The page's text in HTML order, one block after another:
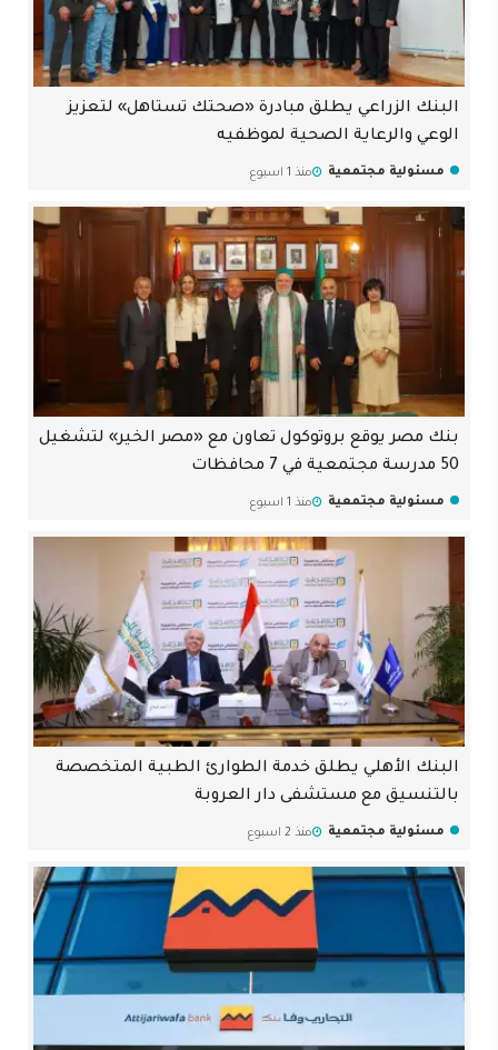
البنك الزراعي يطلق مبادرة «صحتك تستاهل» لتعزيز
الوعي والرعاية الصحية لموظفيه
مسئولية مجتمعية منذ 1 اسبوع
بنك مصر يوقع بروتوكول تعاون مع «مصر الخير» لتشغيل
50 مدرسة مجتمعية في 7 محافظات
مسئولية مجتمعية منذ 1 اسبوع
البنك الأهلي يطلق خدمة الطوارئ الطبية المتخصصة
بالتنسيق مع مستشفى دار العروبة
مسئولية مجتمعية منذ 2 اسبوع